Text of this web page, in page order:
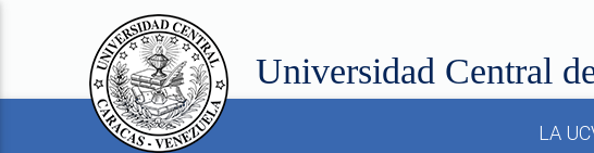
Universidad Central
LA